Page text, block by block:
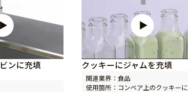
ンに充填 クッキーにジャムを充填
関連業界：食品
使用箇所：コンベア上のクッキー